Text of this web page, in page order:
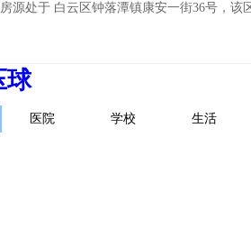
房源处于 白云区钟落潭镇康安一街36号，